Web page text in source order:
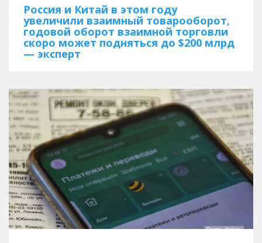
Россия и Китай в этом году
увеличили взаимный товарооборот,
годовой оборот взаимной торговли
скоро может подняться до $200 млрд
— эксперт